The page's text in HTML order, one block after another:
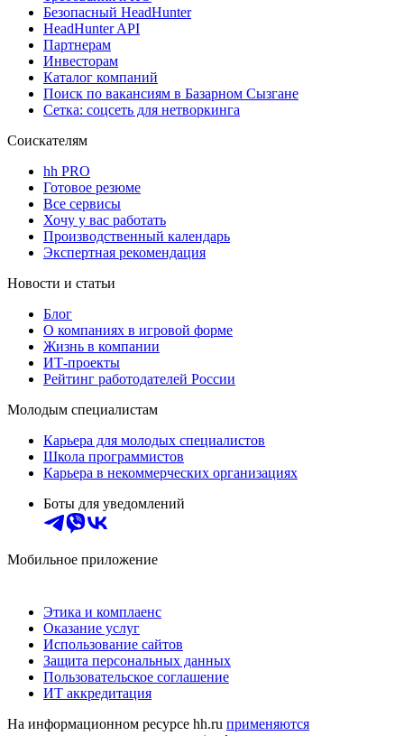
Безопасный HeadHunter
HeadHunter API
Партнерам
Инвесторам
Каталог компаний
Поиск по вакансиям в Базарном Сызгане
Сетка: соцсеть для нетворкинга
Соискателям
hh PRO
Готовое резюме
Все сервисы
Хочу у вас работать
Производственный календарь
Экспертная рекомендация
Новости и статьи
Блог
О компаниях в игровой форме
Жизнь в компании
ИТ-проекты
Рейтинг работодателей России
Молодым специалистам
Карьера для молодых специалистов
Школа программистов
Карьера в некоммерческих организациях
Боты для уведомлений
Мобильное приложение
Этика и комплаенс
Оказание услуг
Использование сайтов
Защита персональных данных
Пользовательское соглашение
ИТ аккредитация
На информационном ресурсе hh.ru применяются